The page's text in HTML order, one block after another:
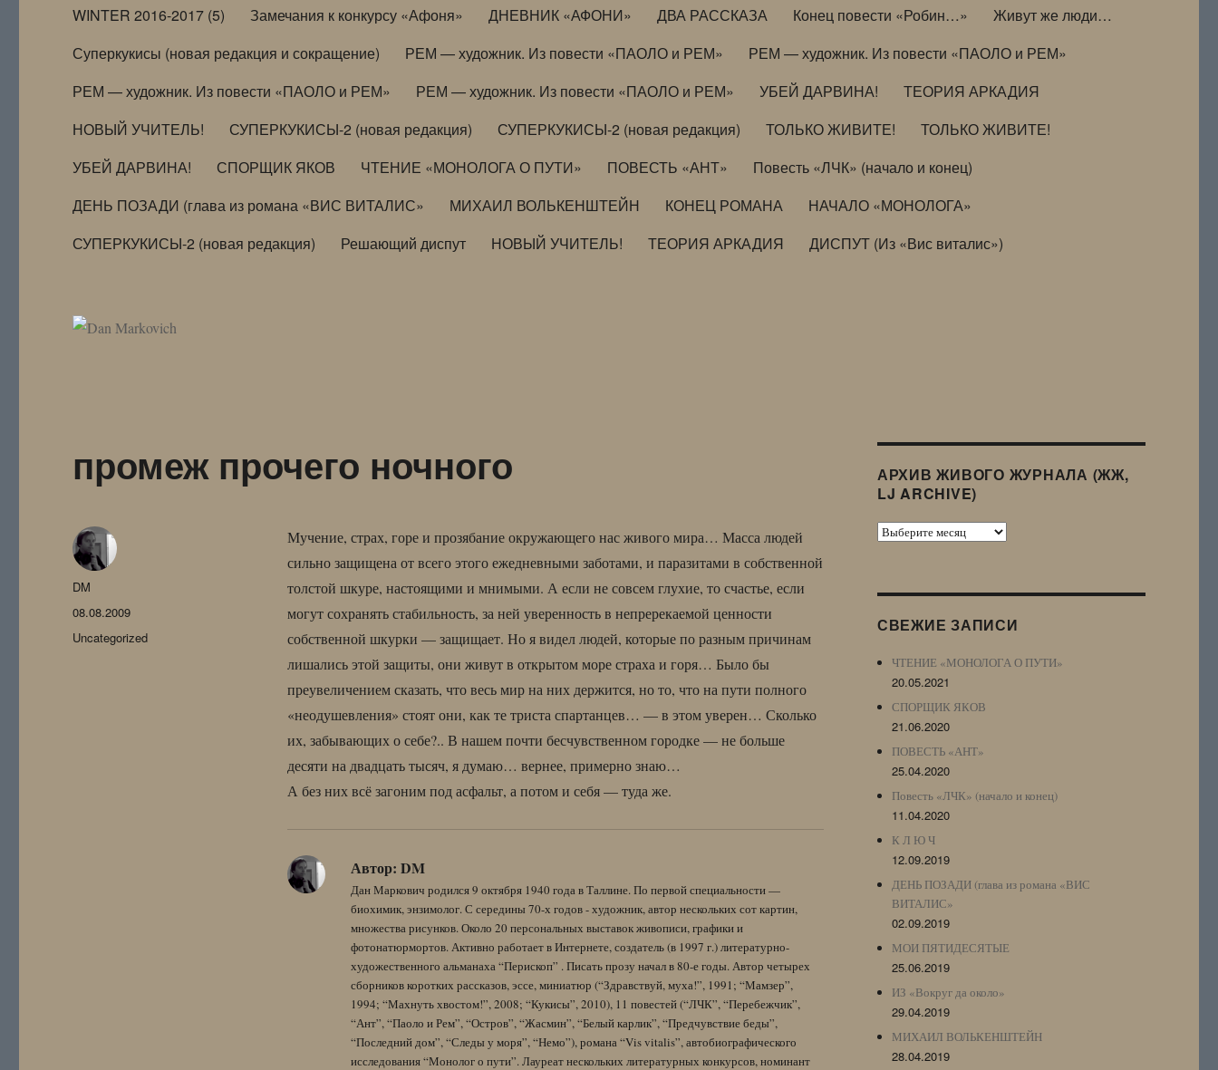
WINTER 2016-2017 (5)
Замечания к конкурсу «Афоня» ДНЕВНИК «АФОНИ» ДВА РАССКАЗА Конец повести «Робин…»
Живут же люди…
Суперкукисы (новая редакция и сокращение)
РЕМ — художник. Из повести «ПАОЛО и РЕМ»
РЕМ — художник. Из повести «ПАОЛО и РЕМ»
РЕМ — художник. Из повести «ПАОЛО и РЕМ»
РЕМ — художник. Из повести «ПАОЛО и РЕМ» УБЕЙ ДАРВИНА!
ТЕОРИЯ АРКАДИЯ
НОВЫЙ УЧИТЕЛЬ!
СУПЕРКУКИСЫ-2 (новая редакция) СУПЕРКУКИСЫ-2 (новая редакция) ТОЛЬКО ЖИВИТЕ!
ТОЛЬКО ЖИВИТЕ!
УБЕЙ ДАРВИНА!
СПОРЩИК ЯКОВ ЧТЕНИЕ «МОНОЛОГА О ПУТИ» ПОВЕСТЬ «АНТ»
Повесть «ЛЧК» (начало и конец)
ДЕНЬ ПОЗАДИ (глава из романа «ВИС ВИТАЛИС»
МИХАИЛ ВОЛЬКЕНШТЕЙН КОНЕЦ РОМАНА
НАЧАЛО «МОНОЛОГА»
СУПЕРКУКИСЫ-2 (новая редакция)
Решающий диспут НОВЫЙ УЧИТЕЛЬ! ТЕОРИЯ АРКАДИЯ ДИСПУТ (Из «Вис виталис»)
промеж прочего ночного
Мучение, страх, горе и прозябание окружающего нас живого мира… Масса людей
сильно защищена от всего этого ежедневными заботами, и паразитами в собственной
толстой шкуре, настоящими и мнимыми. А если не совсем глухие, то счастье, если
могут сохранять стабильность, за ней уверенность в непререкаемой ценности
собственной шкурки — защищает. Но я видел людей, которые по разным причинам
лишались этой защиты, они живут в открытом море страха и горя… Было бы
преувеличением сказать, что весь мир на них держится, но то, что на пути полного
«неодушевления» стоят они, как те триста спартанцев… — в этом уверен… Сколько
их, забывающих о себе?.. В нашем почти бесчувственном городке — не больше
десяти на двадцать тысяч, я думаю… вернее, примерно знаю…
А без них всё загоним под асфальт, а потом и себя — туда же.
Автор: DM
Дан Маркович родился 9 октября 1940 года в Таллине. По первой специальности —
биохимик, энзимолог. С середины 70-х годов - художник, автор нескольких сот картин,
множества рисунков. Около 20 персональных выставок живописи, графики и
фотонатюрмортов. Активно работает в Интернете, создатель (в 1997 г.) литературно-
художественного альманаха “Перископ” . Писать прозу начал в 80-е годы. Автор четырех
сборников коротких рассказов, эссе, миниатюр (“Здравствуй, муха!”, 1991; “Мамзер”,
1994; “Махнуть хвостом!”, 2008; “Кукисы”, 2010), 11 повестей (“ЛЧК”, “Перебежчик”,
“Ант”, “Паоло и Рем”, “Остров”, “Жасмин”, “Белый карлик”, “Предчувствие беды”,
“Последний дом”, “Следы у моря”, “Немо”), романа “Vis vitalis”, автобиографического
исследования “Монолог о пути”. Лауреат нескольких литературных конкурсов, номинант
Автор
DM
Опубликовано
08.08.2009
Рубрики
Uncategorized
АРХИВ ЖИВОГО ЖУРНАЛА (ЖЖ,
LJ ARCHIVE)
Архив
Archive)
СВЕЖИЕ ЗАПИСИ
ЧТЕНИЕ «МОНОЛОГА О ПУТИ»
20.05.2021
СПОРЩИК ЯКОВ
21.06.2020
ПОВЕСТЬ «АНТ»
25.04.2020
Повесть «ЛЧК» (начало и конец)
11.04.2020
К Л Ю Ч
12.09.2019
ДЕНЬ ПОЗАДИ (глава из романа «ВИС
ВИТАЛИС»
02.09.2019
МОИ ПЯТИДЕСЯТЫЕ
25.06.2019
ИЗ «Вокруг да около»
29.04.2019
МИХАИЛ ВОЛЬКЕНШТЕЙН
28.04.2019